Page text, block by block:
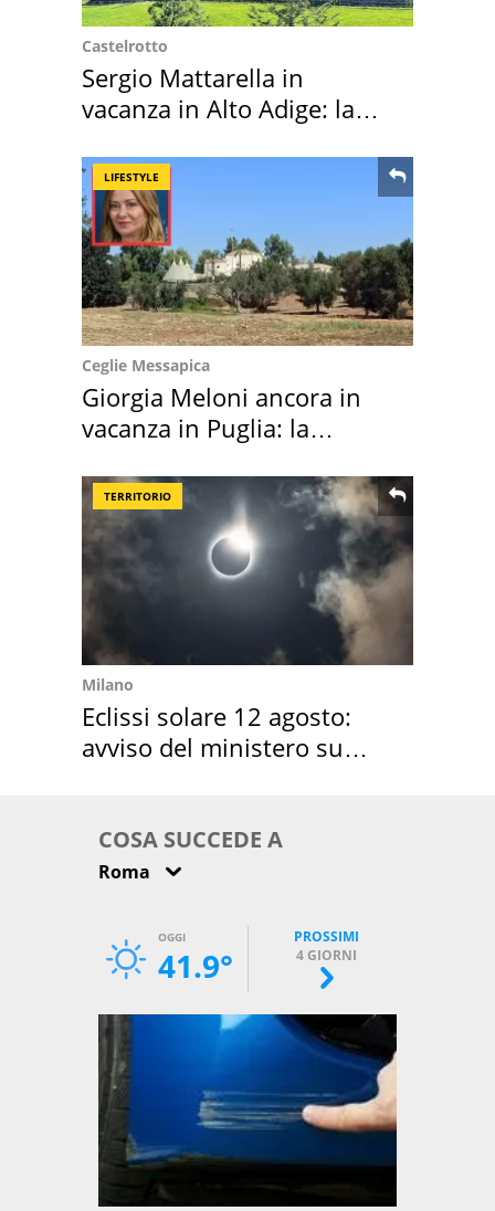
Castelrotto
Sergio Mattarella in
vacanza in Alto Adige: la
LIFESTYLE
Ceglie Messapica
Giorgia Meloni ancora in
vacanza in Puglia: la
TERRITORIO
Milano
Eclissi solare 12 agosto:
avviso del ministero su